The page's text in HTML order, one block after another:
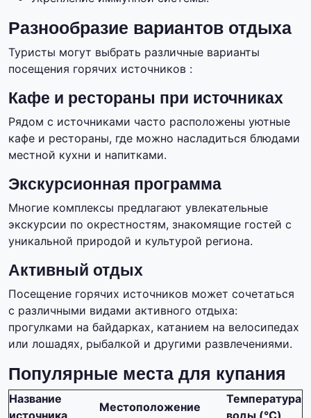
Разнообразие вариантов отдыха
Туристы могут выбрать различные варианты
посещения горячих источников :
Кафе и рестораны при источниках
Рядом с источниками часто расположены уютные
кафе и рестораны, где можно насладиться блюдами
местной кухни и напитками.
Экскурсионная программа
Многие комплексы предлагают увлекательные
экскурсии по окрестностям, знакомящие гостей с
уникальной природой и культурой региона.
Активный отдых
Посещение горячих источников может сочетаться
с различными видами активного отдыха:
прогулками на байдарках, катанием на велосипедах
или лошадях, рыбалкой и другими развлечениями.
Популярные места для купания
Название
Местоположение
Температура